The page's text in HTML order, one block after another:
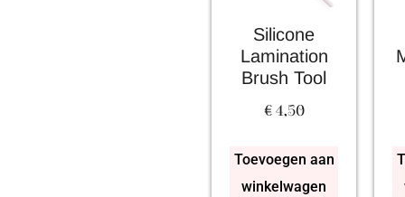
Silicone
Lamination
Brush Tool
€4,50
Toevoegen aan
winkelwagen